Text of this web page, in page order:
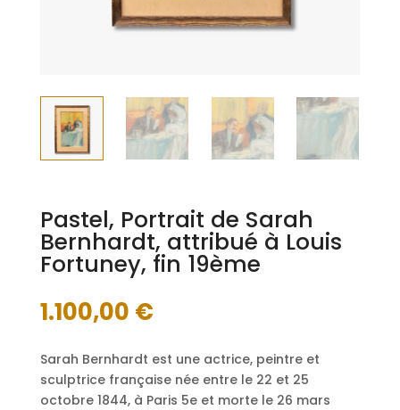
Pastel, Portrait de Sarah
Bernhardt, attribué à Louis
Fortuney, fin 19ème
1.100,00 €
Sarah Bernhardt est une actrice, peintre et
sculptrice française née entre le 22 et 25
octobre 1844, à Paris 5e et morte le 26 mars